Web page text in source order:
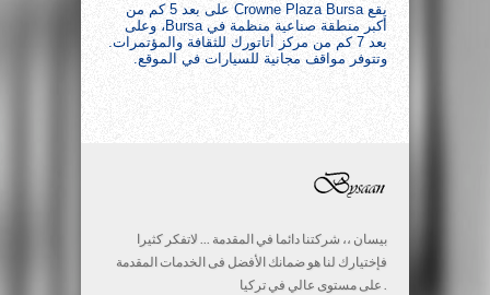
يقع Crowne Plaza Bursa على بعد 5 كم من
أكبر منطقة صناعية منظمة في Bursa، وعلى
بعد 7 كم من مركز أتاتورك للثقافة والمؤتمرات.
وتتوفر مواقف مجانية للسيارات في الموقع.
بيسان ،، شركتنا دائما في المقدمة ... لاتفكر كثيرا
فإختيارك لنا هو ضمانك الأفضل فى الخدمات المقدمة
على مستوى عالي في تركيا .